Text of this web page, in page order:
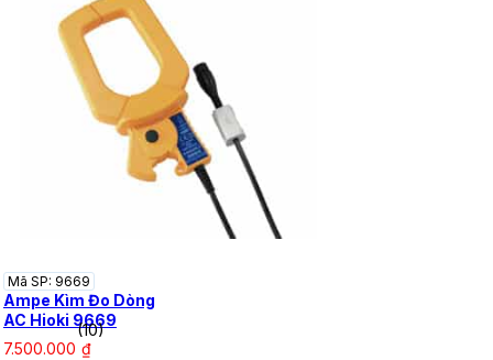
Mã SP: 9669
Ampe Kìm Đo Dòng
AC Hioki 9669
(10)
7.500.000 ₫